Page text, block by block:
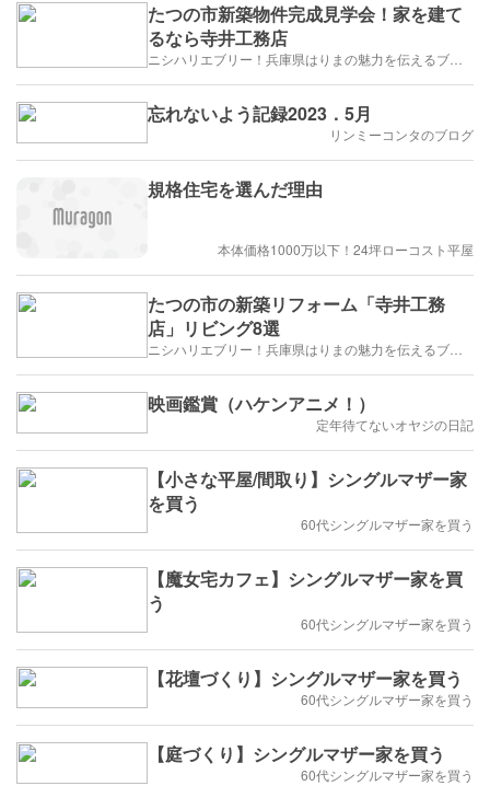
たつの市新築物件完成見学会！家を建て
るなら寺井工務店
忘れないよう記録2023．5月
リンミーコンタのブログ
規格住宅を選んだ理由
本体価格1000万以下！24坪ローコスト平屋
たつの市の新築リフォーム「寺井工務
店」リビング8選
映画鑑賞（ハケンアニメ！）
定年待てないオヤジの日記
【小さな平屋/間取り】シングルマザー家
を買う
60代シングルマザー家を買う
【魔女宅カフェ】シングルマザー家を買
う
60代シングルマザー家を買う
【花壇づくり】シングルマザー家を買う
60代シングルマザー家を買う
【庭づくり】シングルマザー家を買う
60代シングルマザー家を買う